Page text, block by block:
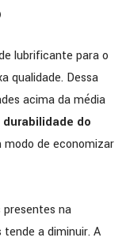
lubrificante para o
qualidade. Dessa
acima da média
do
modo de economizar
na
a diminuir. A